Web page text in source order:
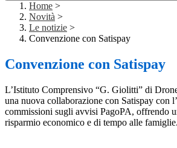
Home >
Novità >
Le notizie >
Convenzione con Satispay
Convenzione con Satispay
L’Istituto Comprensivo “G. Giolitti” di
una nuova collaborazione con Satispay con
commissioni sugli avvisi PagoPA, offrendo
risparmio economico e di tempo alle famiglie.